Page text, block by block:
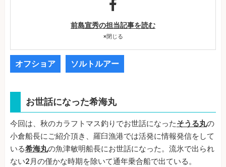
前島宣秀の担当記事を読む
×閉じる
オフショア ソルトルアー
お世話になった希海丸
今回は、秋のカラフトマス釣りでお世話になったそうる丸の
小倉船長にご紹介頂き、羅臼漁港では活発に情報発信をして
いる希海丸の魚津敏明船長にお世話になった。流氷で出られ
ない2月の僅かな時期を除いて通年乗合船で出ている。